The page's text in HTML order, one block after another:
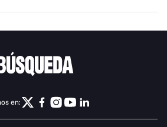
en: